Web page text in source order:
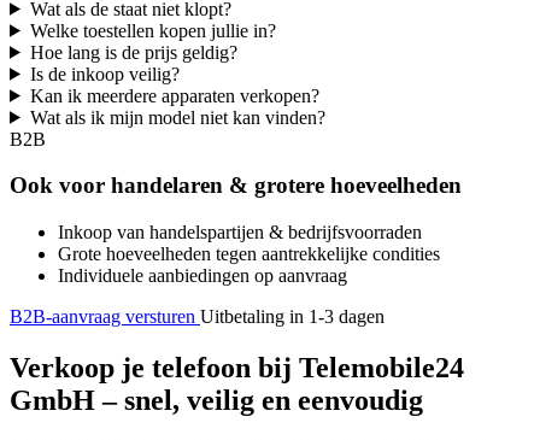
Wat als de staat niet klopt?
Welke toestellen kopen jullie in?
Hoe lang is de prijs geldig?
Is de inkoop veilig?
Kan ik meerdere apparaten verkopen?
Wat als ik mijn model niet kan vinden?
B2B
Ook voor handelaren & grotere hoeveelheden
Inkoop van handelspartijen & bedrijfsvoorraden
Grote hoeveelheden tegen aantrekkelijke condities
Individuele aanbiedingen op aanvraag
B2B-aanvraag versturen Uitbetaling in 1-3 dagen
Verkoop je telefoon bij Telemobile24
GmbH – snel, veilig en eenvoudig